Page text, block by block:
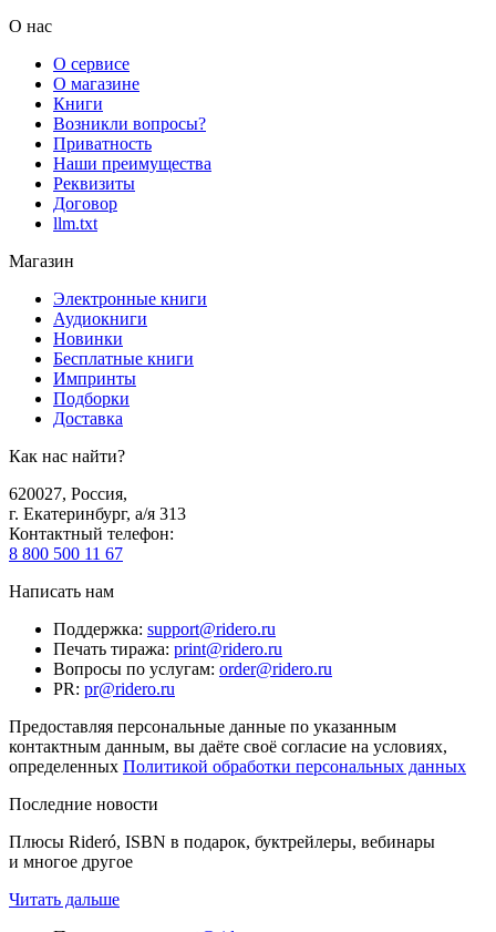
О нас
О сервисе
О магазине
Книги
Возникли вопросы?
Приватность
Наши преимущества
Реквизиты
Договор
llm.txt
Магазин
Электронные книги
Аудиокниги
Новинки
Бесплатные книги
Импринты
Подборки
Доставка
Как нас найти?
620027, Россия,
г. Екатеринбург, а/я 313
Контактный телефон:
8 800 500 11 67
Написать нам
Поддержка: support@ridero.ru
Печать тиража: print@ridero.ru
Вопросы по услугам: order@ridero.ru
PR: pr@ridero.ru
Предоставляя персональные данные по указанным
контактным данным, вы даёте своё согласие на условиях,
определенных Политикой обработки персональных данных
Последние новости
Плюсы Rideró, ISBN в подарок, буктрейлеры, вебинары
и многое другое
Читать дальше